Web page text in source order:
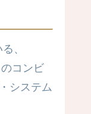
、
コンビ
システム